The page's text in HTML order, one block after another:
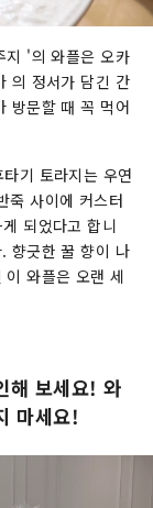
지 '의 와플은 오카
의 정서가 담긴 간
방문할 때 꼭 먹어
기 토라지는 우연
죽 사이에 커스터
되었다고 합니
향긋한 꿀 향이 나
와플은 오랜 세
해 보세요! 와
마세요!